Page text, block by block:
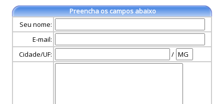
Preencha os campos abaixo
Seu nome:
E-mail:
Cidade/UF:
/